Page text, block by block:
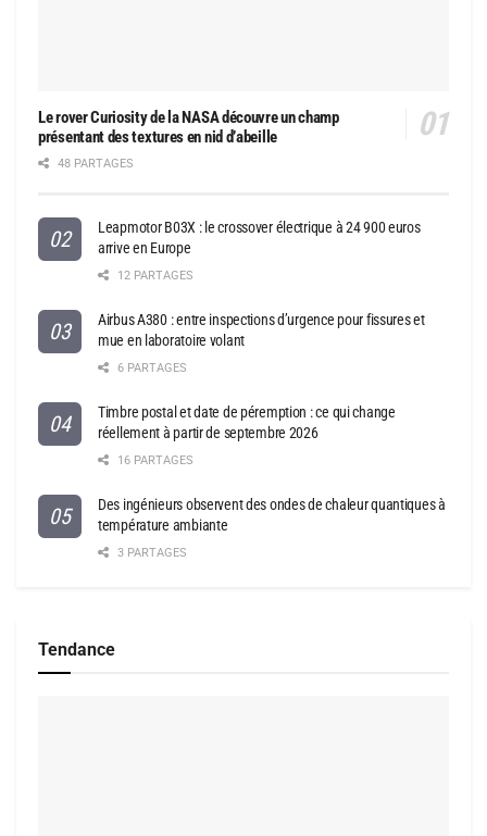
Le rover Curiosity de la NASA découvre un champ
présentant des textures en nid d’abeille
48 PARTAGES
Leapmotor B03X : le crossover électrique à 24 900 euros
arrive en Europe
12 PARTAGES
Airbus A380 : entre inspections d’urgence pour fissures et
mue en laboratoire volant
6 PARTAGES
Timbre postal et date de péremption : ce qui change
réellement à partir de septembre 2026
16 PARTAGES
Des ingénieurs observent des ondes de chaleur quantiques à
température ambiante
3 PARTAGES
Tendance